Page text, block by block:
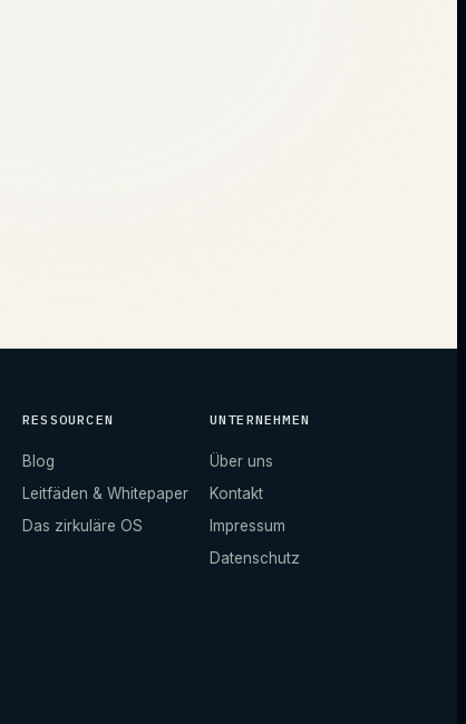
RESSOURCEN
Blog
Leitfäden & Whitepaper
Das zirkuläre OS
UNTERNEHMEN
Über uns
Kontakt
Impressum
Datenschutz